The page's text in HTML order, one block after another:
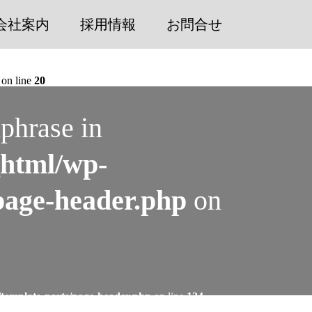
社案内 採用情報 お問合せ
line 20
in
wp-
header.php on
parts/page-header.phpon line134